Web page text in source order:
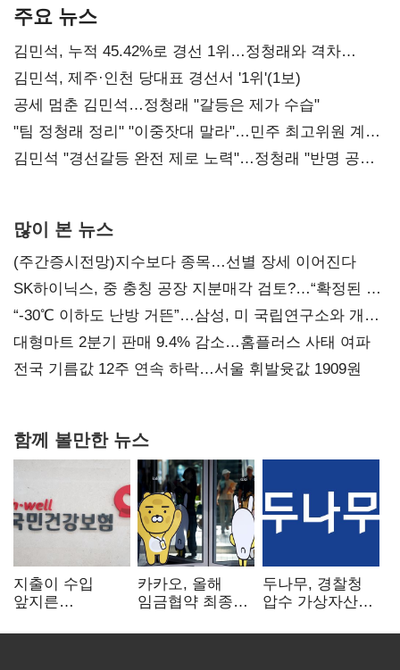
주요 뉴스
김민석, 누적 45.42%로 경선 1위…정청래와 격차
0.86%p(2보)
김민석, 제주·인천 당대표 경선서 '1위'(1보)
공세 멈춘 김민석…정청래 "갈등은 제가 수습"
"팀 정청래 정리" "이중잣대 말라"…민주 최고위원 계파
다툼 격화
김민석 "경선갈등 완전 제로 노력"…정청래 "반명 공세
많이 본 뉴스
(주간증시전망)지수보다 종목…선별 장세 이어진다
SK하이닉스, 중 충칭 공장 지분매각 검토?…“확정된 바
없어”
“-30℃ 이하도 난방 거뜬”…삼성, 미 국립연구소와 개발
협력
대형마트 2분기 판매 9.4% 감소…홈플러스 사태 여파
전국 기름값 12주 연속 하락…서울 휘발윳값 1909원
함께 볼만한 뉴스
지출이 수입
앞지른
3조8989억 적자
카카오, 올해
임금협약 최종
인상·격려금
두나무, 경찰청
압수 가상자산
커스터디 사업